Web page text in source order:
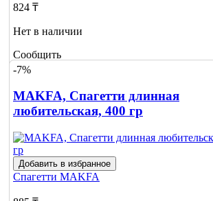
824 ₸
Нет в наличии
Сообщить
о наличии
-7%
MAKFA, Спагетти длинная
любительская, 400 гр
Добавить в избранное
Спагетти MAKFA